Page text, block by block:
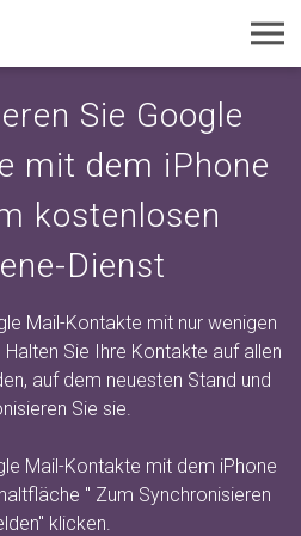
Sie Google
mit dem iPhone
kostenlosen
Dienst
Mail-Kontakte mit nur wenigen
Sie Ihre Kontakte auf allen
auf dem neuesten Stand und
Sie sie.
Mail-Kontakte mit dem iPhone
" Zum Synchronisieren
klicken.